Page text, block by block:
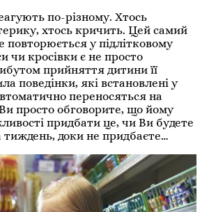
по-різному. Хтось
хтось кричить. Цей самий
повторюється у підлітковому
чи кросівки є не просто
прийняття дитини її
поведінки, які встановлені у
переносяться на
просто обговорите, що йому
придбати це, чи Ви будете
доки не придбаєте…